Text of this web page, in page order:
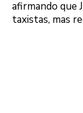
afirmando que
taxistas, mas